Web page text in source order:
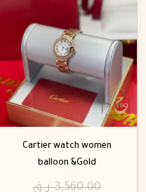
Cartier watch women
balloon &Gold
3,560.00 ر.ق